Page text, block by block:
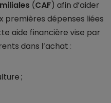
(CAF) afin d’aider
premières dépenses liées
aide financière vise par
dans l’achat :
;